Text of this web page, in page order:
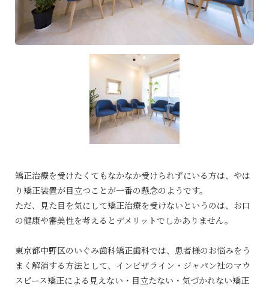
矯正治療を受けたくてもなかなか受けられずにいる方は、やは
り矯正装置が目立つことが一番の懸念のようです。
ただ、見た目を気にして矯正治療を受けないというのは、お口
の健康や審美性を考えるとデメリットでしかありません。
東京都中野区のいぐみ歯科矯正歯科では、患者様のお悩みをう
まく解消する方法として、インビザライン・ジャパン社のマウ
スピース矯正による見えない・目立たない・気づかれない矯正